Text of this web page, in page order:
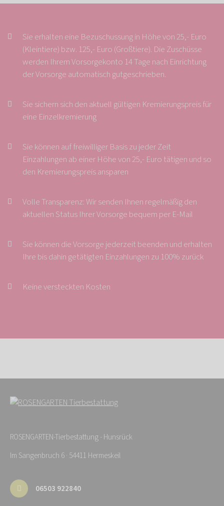
Sie erhalten eine Bezuschussung in Höhe von 25,- Euro
(Kleintiere) bzw. 125,- Euro (Großtiere). Die Zuschüsse
werden Ihrem Vorsorgekonto 14 Tage nach Einrichtung
der Vorsorge automatisch gutgeschrieben.
Sie sichern sich den aktuell gültigen Kremierungspreis für
eine Einzelkremierung
Sie können auf freiwilliger Basis zu jeder Zeit
Einzahlungen ab einer Höhe von 25,- Euro tätigen und so
den Kremierungspreis ansparen
Volle Transparenz: Wir senden Ihnen regelmäßig den
aktuellen Status Ihrer Vorsorge bequem per E-Mail
Sie können die Vorsorge jederzeit beenden und erhalten
Ihre bis dahin getätigten Einzahlungen zu 100% zurück
Keine versteckten Kosten
ROSENGARTEN-Tierbestattung - Hunsrück
Im Sangenbruch 6 · 54411 Hermeskeil
06503 922840